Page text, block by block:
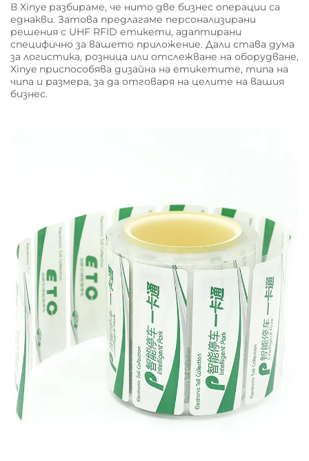
В Xinye разбираме, че нито две бизнес операции са
еднакви. Затова предлагаме персонализирани
решения с UHF RFID етикети, адаптирани
специфично за вашето приложение. Дали става дума
за логистика, розница или отслежване на оборудване,
Xinye приспособява дизайна на етикетите, типа на
чипа и размера, за да отговаря на целите на вашия
бизнес.